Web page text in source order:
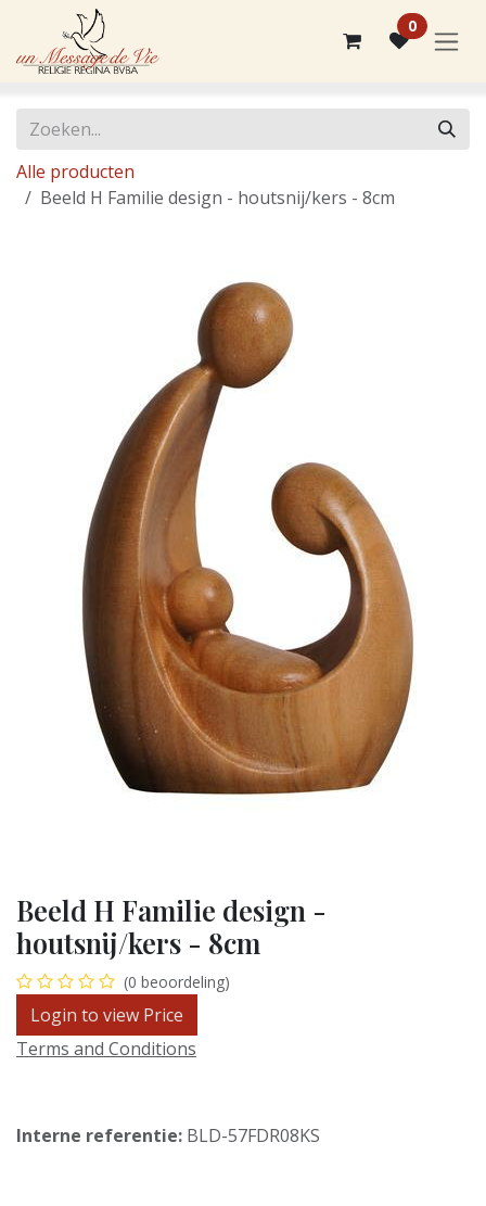
Overslaan naar inhoud
0
Alle producten
Beeld H Familie design - houtsnij/kers - 8cm
Beeld H Familie design -
houtsnij/kers - 8cm
(0 beoordeling)
Login to view Price
Terms and Conditions
Interne referentie: BLD-57FDR08KS